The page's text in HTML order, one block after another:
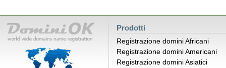
Prodotti
Registrazione domini Africani
Registrazione domini Americani
Registrazione domini Asiatici